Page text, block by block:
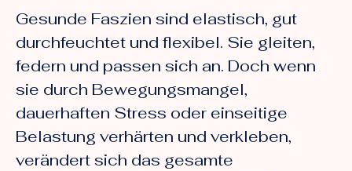
Gesunde Faszien sind elastisch, gut
durchfeuchtet und flexibel. Sie gleiten,
federn und passen sich an. Doch wenn
sie durch Bewegungsmangel,
dauerhaften Stress oder einseitige
Belastung verhärten und verkleben,
verändert sich das gesamte